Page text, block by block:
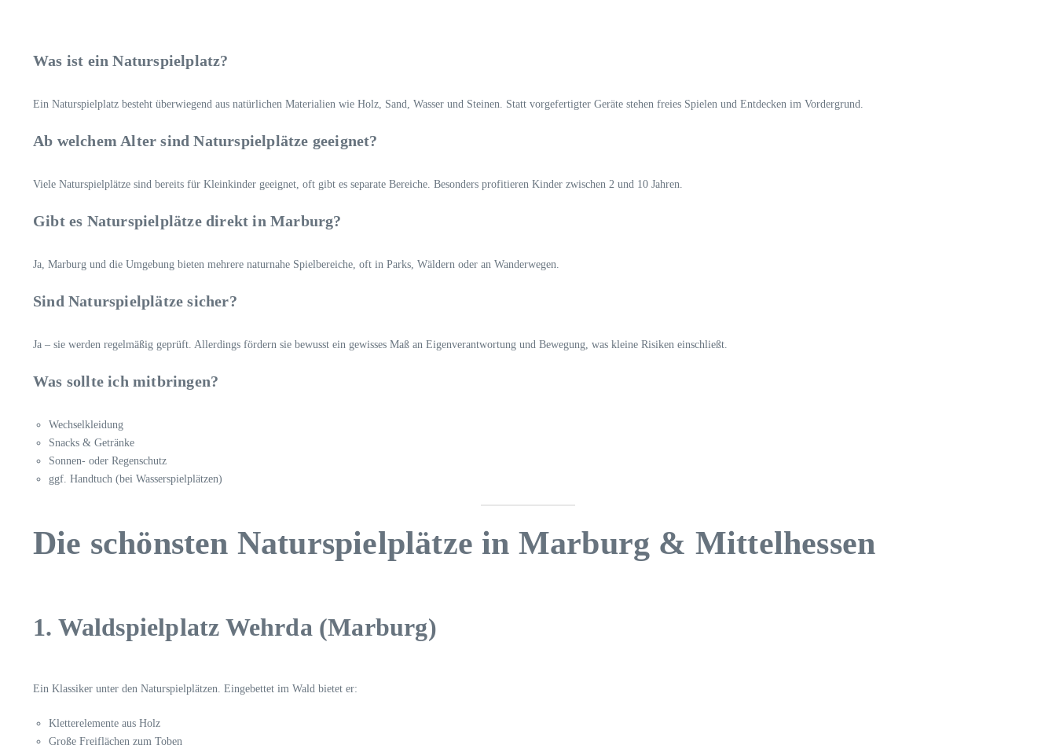
Was ist ein Naturspielplatz?
Ein Naturspielplatz besteht überwiegend aus natürlichen Materialien wie Holz, Sand, Wasser und Steinen. Statt vorgefertigter Geräte stehen freies Spielen und Entdecken im Vordergrund.
Ab welchem Alter sind Naturspielplätze geeignet?
Viele Naturspielplätze sind bereits für Kleinkinder geeignet, oft gibt es separate Bereiche. Besonders profitieren Kinder zwischen 2 und 10 Jahren.
Gibt es Naturspielplätze direkt in Marburg?
Ja, Marburg und die Umgebung bieten mehrere naturnahe Spielbereiche, oft in Parks, Wäldern oder an Wanderwegen.
Sind Naturspielplätze sicher?
Ja – sie werden regelmäßig geprüft. Allerdings fördern sie bewusst ein gewisses Maß an Eigenverantwortung und Bewegung, was kleine Risiken einschließt.
Was sollte ich mitbringen?
Wechselkleidung
Snacks & Getränke
Sonnen- oder Regenschutz
ggf. Handtuch (bei Wasserspielplätzen)
Die schönsten Naturspielplätze in Marburg & Mittelhessen
1. Waldspielplatz Wehrda (Marburg)
Ein Klassiker unter den Naturspielplätzen. Eingebettet im Wald bietet er:
Kletterelemente aus Holz
Große Freiflächen zum Toben